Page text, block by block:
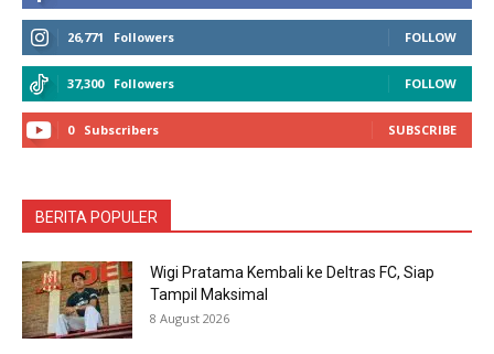
26,771 Followers FOLLOW
37,300 Followers FOLLOW
0 Subscribers SUBSCRIBE
BERITA POPULER
Wigi Pratama Kembali ke Deltras FC, Siap
Tampil Maksimal
8 August 2026